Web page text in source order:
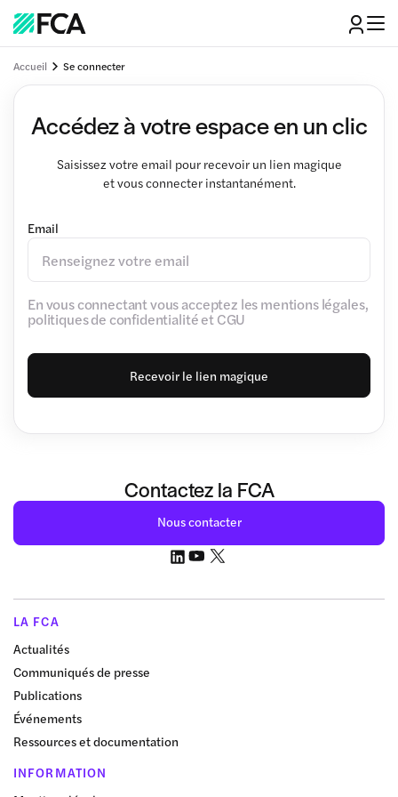
Accueil Se connecter
Accédez à votre espace en un clic
Saisissez votre email pour recevoir un lien magique
et vous connecter instantanément.
Email
En vous connectant vous acceptez les mentions légales,
politiques de confidentialité et CGU
Recevoir le lien magique
Contactez la FCA
Nous contacter
LA FCA
Actualités
Communiqués de presse
Publications
Événements
Ressources et documentation
INFORMATION